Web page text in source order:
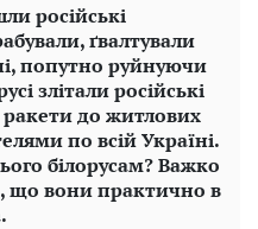
російські
ґвалтували
попутно руйнуючи
злітали російські
ракети до житлових
по всій Україні.
білорусам? Важко
що вони практично в